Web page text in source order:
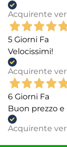
Acquirente
5 Giorni Fa
Velocissimi!
Acquirente
6 Giorni Fa
Buon prezzo
Acquirente